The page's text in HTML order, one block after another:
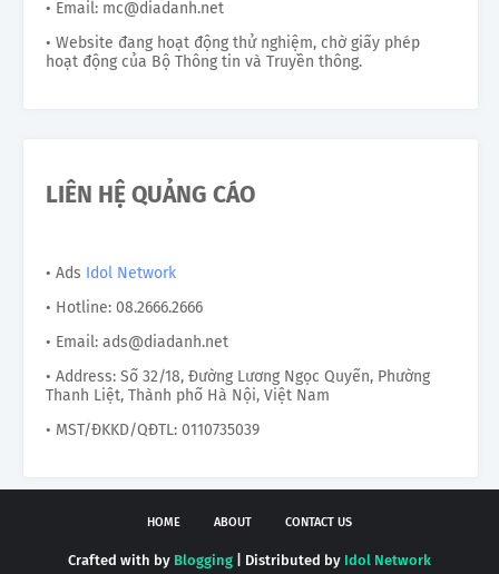
• Email: mc@diadanh.net
• Website đang hoạt động thử nghiệm, chờ giấy phép
hoạt động của Bộ Thông tin và Truyền thông.
LIÊN HỆ QUẢNG CÁO
• Ads Idol Network
• Hotline: 08.2666.2666
• Email: ads@diadanh.net
• Address: Số 32/18, Đường Lương Ngọc Quyến, Phường
Thanh Liệt, Thành phố Hà Nội, Việt Nam
• MST/ĐKKD/QĐTL: 0110735039
HOME ABOUT CONTACT US
Crafted with by Blogging | Distributed by Idol Network